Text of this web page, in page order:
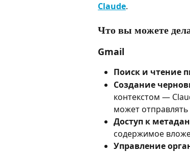
Claude.
Что вы можете
Gmail
Поиск и чтение
Создание
контекстом —
может
Доступ к
содержимое
Управление